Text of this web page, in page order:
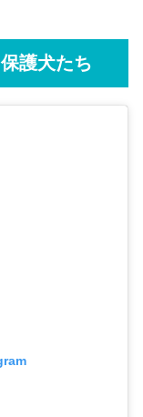
護犬たち